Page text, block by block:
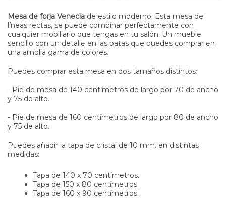
Mesa de forja Venecia de estilo moderno. Esta mesa de
líneas rectas, se puede combinar perfectamente con
cualquier mobiliario que tengas en tu salón. Un mueble
sencillo con un detalle en las patas que puedes comprar en
una amplia gama de colores.
Puedes comprar esta mesa en dos tamaños distintos:
- Pie de mesa de 140 centímetros de largo por 70 de ancho
y 75 de alto.
- Pie de mesa de 160 centímetros de largo por 80 de ancho
y 75 de alto.
Puedes añadir la tapa de cristal de 10 mm. en distintas
medidas:
Tapa de 140 x 70 centímetros.
Tapa de 150 x 80 centímetros.
Tapa de 160 x 90 centímetros.